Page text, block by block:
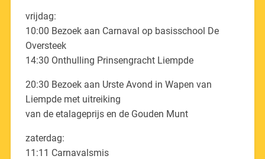
vrijdag:
10:00 Bezoek aan Carnaval op basisschool De
Oversteek
14:30 Onthulling Prinsengracht Liempde
20:30 Bezoek aan Urste Avond in Wapen van
Liempde met uitreiking
van de etalageprijs en de Gouden Munt
zaterdag:
11:11 Carnavalsmis